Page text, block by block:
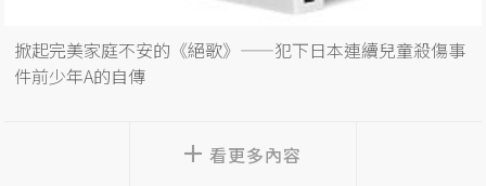
掀起完美家庭不安的《絕歌》——犯下日本連續兒童殺傷事
件前少年A的自傳
看更多內容